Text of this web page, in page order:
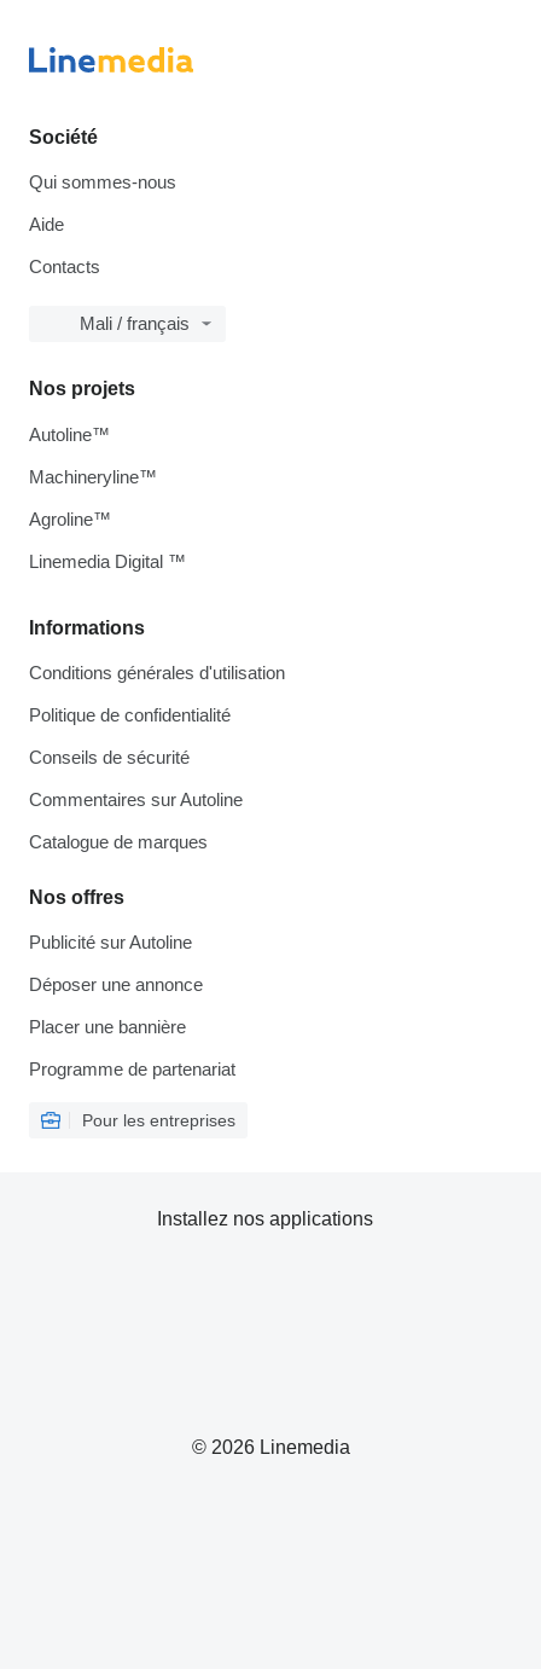
Société
Qui sommes-nous
Aide
Contacts
Mali / français
Informations
Conditions générales d'utilisation
Politique de confidentialité
Conseils de sécurité
Commentaires sur Autoline
Catalogue de marques
Nos offres
Publicité sur Autoline
Déposer une annonce
Placer une bannière
Programme de partenariat
Pour les entreprises
Nos projets
Autoline™
Machineryline™
Agroline™
Linemedia Digital ™
© 2026 Linemedia
Installez nos applications